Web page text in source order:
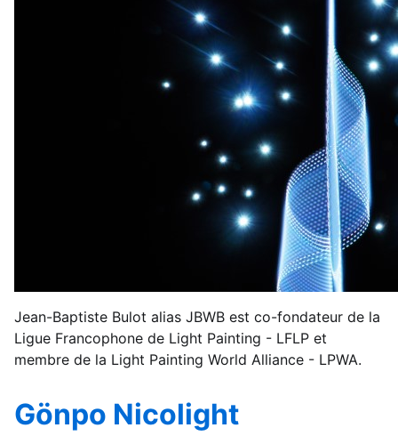
Jean-Baptiste Bulot alias JBWB est co-fondateur de la
Ligue Francophone de Light Painting - LFLP et
membre de la Light Painting World Alliance - LPWA.
Gönpo Nicolight